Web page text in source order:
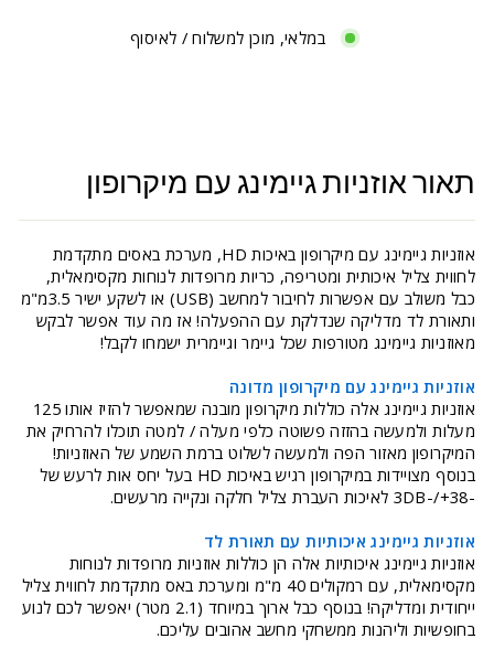
במלאי, מוכן למשלוח / לאיסוף
תאור אוזניות גיימינג עם מיקרופון
אוזניות גיימינג עם מיקרופון באיכות HD, מערכת באסים מתקדמת
לחווית צליל איכותית ומטריפה, כריות מרופדות לנוחות מקסימאלית,
כבל משולב עם אפשרות לחיבור למחשב (USB) או לשקע ישיר 3.5מ"מ
ותאורת לד מדליקה שנדלקת עם ההפעלה! אז מה עוד אפשר לבקש
מאוזניות גיימינג מטורפות שכל גיימר וגיימרית ישמחו לקבל!
אוזניות גיימינג עם מיקרופון מדונה
אוזניות גיימינג אלה כוללות מיקרופון מובנה שמאפשר להזיז אותו 125
מעלות ולמעשה בהזזה פשוטה כלפי מעלה / למטה תוכלו להרחיק את
המיקרופון מאזור הפה ולמעשה לשלוט ברמת השמע של האוזניות!
בנוסף מצויידות במיקרופון רגיש באיכות HD בעל יחס אות לרעש של
-38+/-3DB לאיכות העברת צליל חלקה ונקייה מרעשים.
אוזניות גיימינג איכותיות עם תאורת לד
אוזניות גיימינג איכותיות אלה הן כוללות אוזניות מרופדות לנוחות
מקסימאלית, עם רמקולים 40 מ"מ ומערכת באס מתקדמת לחווית צליל
ייחודית ומדליקה! בנוסף כבל ארוך במיוחד (2.1 מטר) יאפשר לכם לנוע
בחופשיות וליהנות ממשחקי מחשב אהובים עליכם.